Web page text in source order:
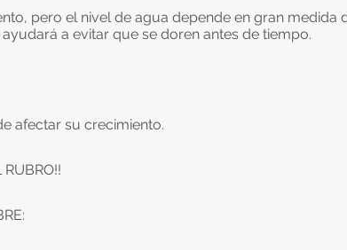
pero el nivel de agua depende en gran medida
a evitar que se doren antes de tiempo.
afectar su crecimiento.